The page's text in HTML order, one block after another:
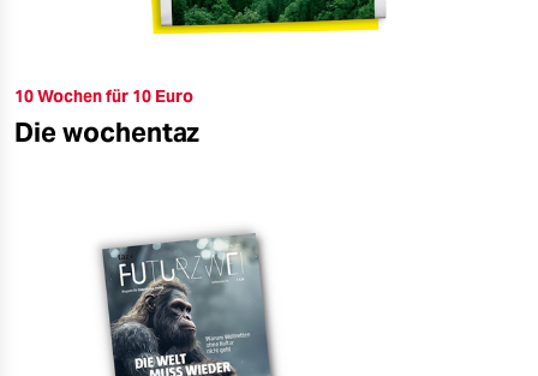
10 Wochen für 10 Euro
Die wochentaz